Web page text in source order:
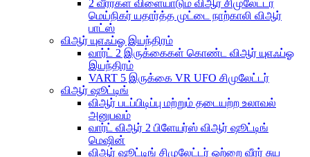
2 வீரர்கள் விளையாடும் விஆர் சிமுலேட்டர்
மெய்நிகர் யதார்த்த முட்டை நாற்காலி விஆர்
பாட்ஸ்
விஆர் யுஎஃப்ஓ இயந்திரம்
வார்ட் 2 இருக்கைகள் கொண்ட விஆர் யுஎஃப்ஓ
இயந்திரம்
VART 5 இருக்கை VR UFO சிமுலேட்டர்
விஆர் ஷூட்டிங்
விஆர் படப்பிடிப்பு மற்றும் தடையற்ற உலாவல்
அனுபவம்
வார்ட் விஆர் 2 பிளேயர்ஸ் விஆர் ஷூட்டிங்
மெஷின்
விஆர் ஷூட்டிங் சிமுலேட்டர் ஒற்றை வீரர் சுய